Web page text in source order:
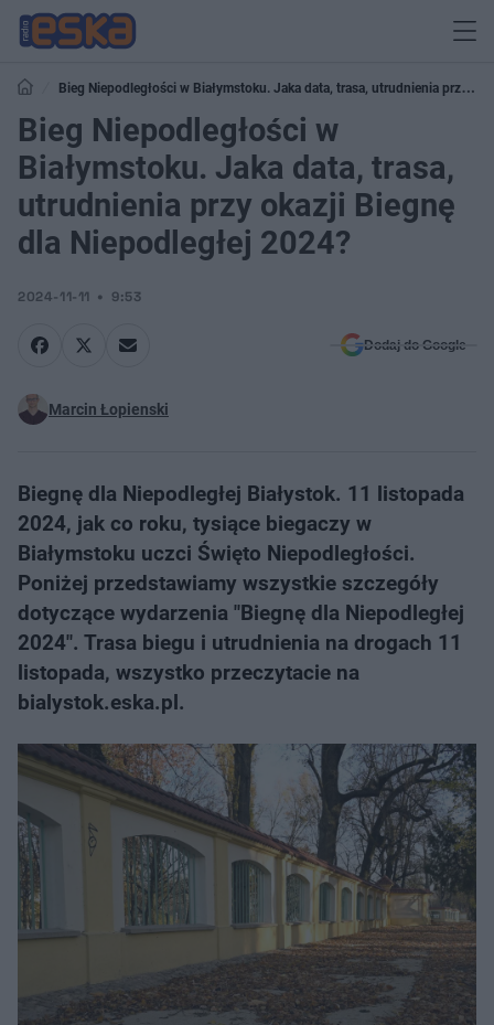
Bieg Niepodległości w Białymstoku. Jaka data, trasa, utrudnienia przy
okazji Biegnę dla Niepodległej 2024?
Bieg Niepodległości w
Białymstoku. Jaka data, trasa,
utrudnienia przy okazji Biegnę
dla Niepodległej 2024?
2024-11-11 9:53
Dodaj do Google
Marcin Łopienski
Biegnę dla Niepodległej Białystok. 11 listopada
2024, jak co roku, tysiące biegaczy w
Białymstoku uczci Święto Niepodległości.
Poniżej przedstawiamy wszystkie szczegóły
dotyczące wydarzenia "Biegnę dla Niepodległej
2024". Trasa biegu i utrudnienia na drogach 11
listopada, wszystko przeczytacie na
bialystok.eska.pl.